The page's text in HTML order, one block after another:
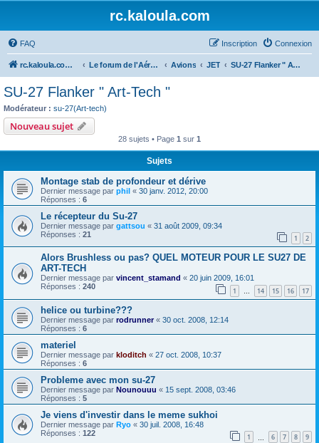
rc.kaloula.com
FAQ Connexion
Inscription
rc.kaloula.com Aéromodélisme Le forum de l'Aéromodélisme Avions JET SU-27 Flanker " Art-Tech "
SU-27 Flanker " Art-Tech "
Modérateur : su-27(Art-tech)
Nouveau sujet
28 sujets • Page 1 sur 1
Sujets
Montage stab de profondeur et dérive
Dernier message par phil « 30 janv. 2012, 20:00
Réponses : 6
Le récepteur du Su-27
Dernier message par gattsou « 31 août 2009, 09:34
Réponses : 21 1 2
Alors Brushless ou pas? QUEL MOTEUR POUR LE SU27 DE
ART-TECH
Dernier message par vincent_stamand « 20 juin 2009, 16:01
Réponses : 240 1 … 14 15 16 17
helice ou turbine???
Dernier message par rodrunner« 30 oct. 2008, 12:14
Réponses : 6
materiel
Dernier message par kloditch « 27 oct. 2008, 10:37
Réponses : 6
Probleme avec mon su-27
Dernier message par Nounouuu « 15 sept. 2008, 03:46
Réponses : 5
Je viens d'investir dans le meme sukhoi
Dernier message par Ryo « 30 juil. 2008, 16:48
Réponses : 122 1 6 7 8 9